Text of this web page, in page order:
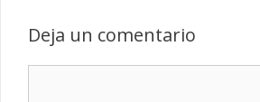
Deja un comentario